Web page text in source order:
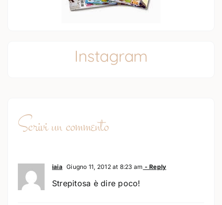
Instagram
Scrivi un commento
iaia Giugno 11, 2012 at 8:23 am - Reply
Strepitosa è dire poco!